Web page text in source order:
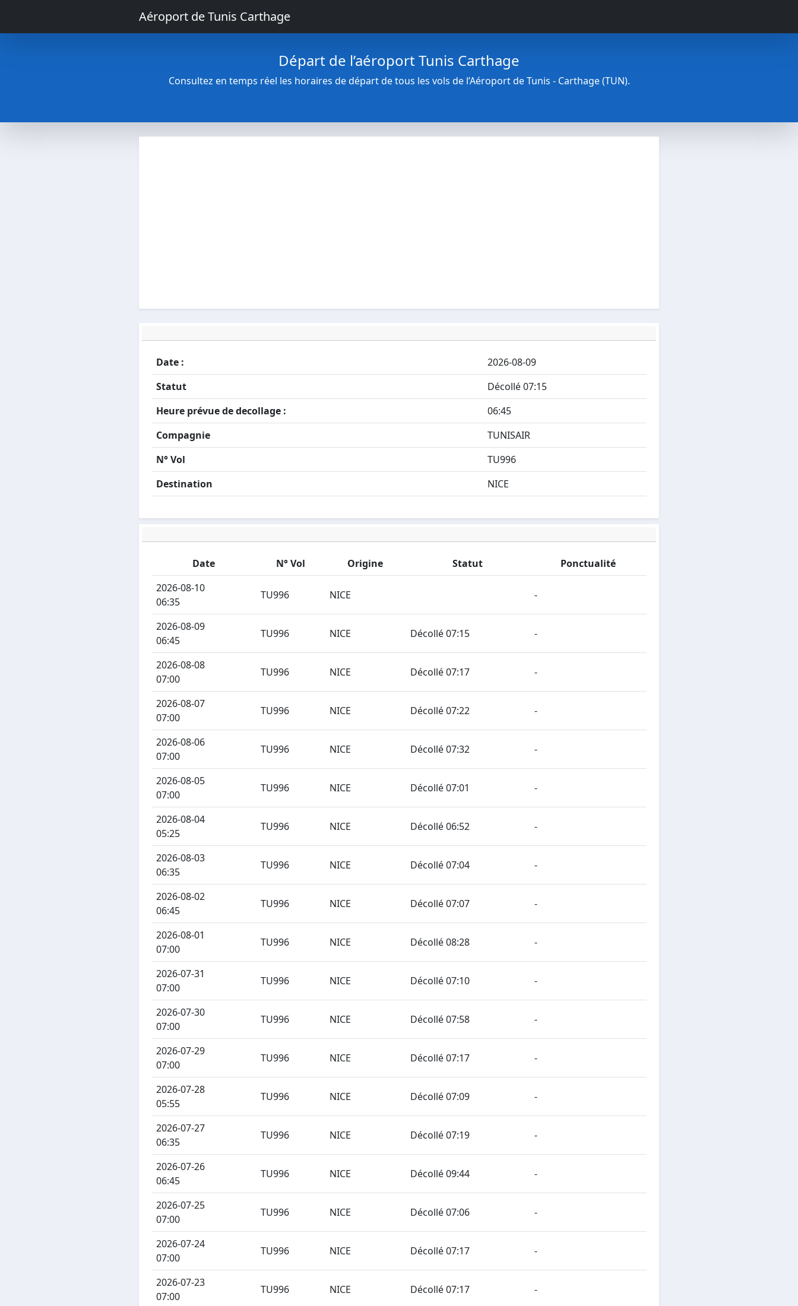
Aéroport de Tunis Carthage
Départ de l’aéroport Tunis Carthage
Consultez en temps réel les horaires de départ de tous les vols de l’Aéroport de Tunis - Carthage (TUN).
Date :
2026-08-09
Statut
Décollé 07:15
Heure prévue de decollage :
06:45
Compagnie
TUNISAIR
N° Vol
TU996
Destination
NICE
Date N° Vol Origine Statut
Ponctualité
2026-08-10
06:35
TU996 NICE -
2026-08-09
06:45
TU996 NICE Décollé 07:15 -
2026-08-08
07:00
TU996 NICE Décollé 07:17 -
2026-08-07
07:00
TU996 NICE Décollé 07:22 -
2026-08-06
07:00
TU996 NICE Décollé 07:32 -
2026-08-05
07:00
TU996 NICE Décollé 07:01 -
2026-08-04
05:25
TU996 NICE Décollé 06:52 -
2026-08-03
06:35
TU996 NICE Décollé 07:04 -
2026-08-02
06:45
TU996 NICE Décollé 07:07 -
2026-08-01
07:00
TU996 NICE Décollé 08:28 -
2026-07-31
07:00
TU996 NICE Décollé 07:10 -
2026-07-30
07:00
TU996 NICE Décollé 07:58 -
2026-07-29
07:00
TU996 NICE Décollé 07:17 -
2026-07-28
05:55
TU996 NICE Décollé 07:09 -
2026-07-27
06:35
TU996 NICE Décollé 07:19 -
2026-07-26
06:45
TU996 NICE Décollé 09:44 -
2026-07-25
07:00
TU996 NICE Décollé 07:06 -
2026-07-24
07:00
TU996 NICE Décollé 07:17 -
2026-07-23
07:00
TU996 NICE Décollé 07:17 -